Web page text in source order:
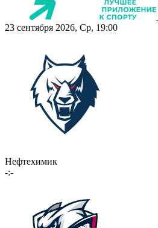
23 сентября 2026, Ср, 19:00
Нефтехимик
-:-